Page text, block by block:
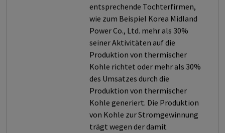
entsprechende Tochterfirmen,
wie zum Beispiel Korea Midland
Power Co., Ltd. mehr als 30%
seiner Aktivitäten auf die
Produktion von thermischer
Kohle richtet oder mehr als 30%
des Umsatzes durch die
Produktion von thermischer
Kohle generiert. Die Produktion
von Kohle zur Stromgewinnung
trägt wegen der damit